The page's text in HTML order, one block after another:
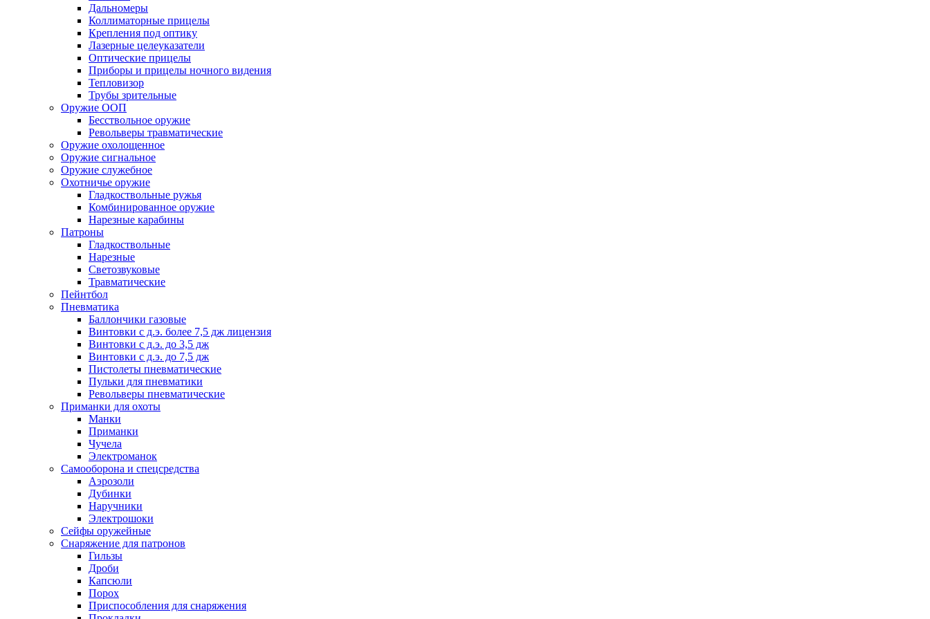
Дальномеры
Коллиматорные прицелы
Крепления под оптику
Лазерные целеуказатели
Оптические прицелы
Приборы и прицелы ночного видения
Тепловизор
Трубы зрительные
Оружие ООП
Бесствольное оружие
Револьверы травматические
Оружие охолощенное
Оружие сигнальное
Оружие служебное
Охотничье оружие
Гладкоствольные ружья
Комбинированное оружие
Нарезные карабины
Патроны
Гладкоствольные
Нарезные
Светозвуковые
Травматические
Пейнтбол
Пневматика
Баллончики газовые
Винтовки с д.э. более 7,5 дж лицензия
Винтовки с д.э. до 3,5 дж
Винтовки с д.э. до 7,5 дж
Пистолеты пневматические
Пульки для пневматики
Револьверы пневматические
Приманки для охоты
Манки
Приманки
Чучела
Электроманок
Самооборона и спецсредства
Аэрозоли
Дубинки
Наручники
Электрошоки
Сейфы оружейные
Снаряжение для патронов
Гильзы
Дроби
Капсюли
Порох
Приспособления для снаряжения